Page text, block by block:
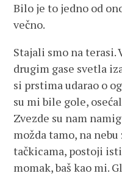
Bilo je to jedno od
večno.
Stajali smo na terasi.
drugim gase svetla
si prstima udarao o
su mi bile gole,
Zvezde su nam
možda tamo, na
tačkicama, postoji
momak, baš kao mi.